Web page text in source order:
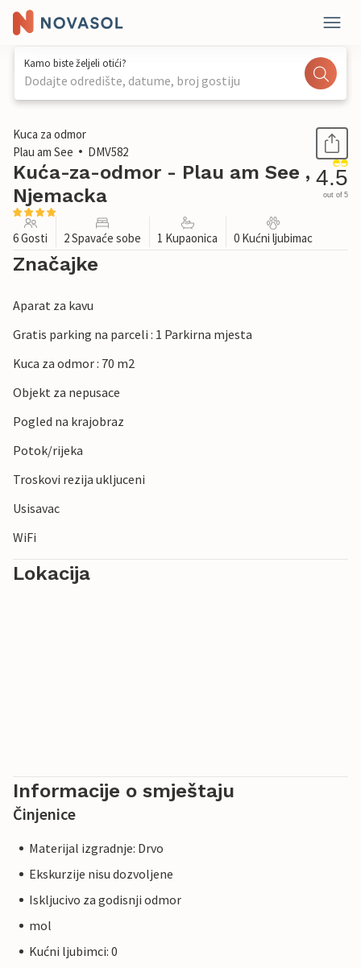
Kamo biste željeli otići?
Dodajte odredište, datume, broj gostiju
1 / 17
Kuca za odmor
Plau am See
DMV582
Kuća-za-odmor - Plau am See ,
Njemacka
4.5
out of 5
6 Gosti 2 Spavaće sobe 1 Kupaonica 0 Kućni ljubimac
Značajke
Aparat za kavu
Gratis parking na parceli : 1 Parkirna mjesta
Kuca za odmor : 70 m2
Objekt za nepusace
Pogled na krajobraz
Potok/rijeka
Troskovi rezija ukljuceni
Usisavac
WiFi
Lokacija
Informacije o smještaju
Činjenice
Materijal izgradnje: Drvo
Ekskurzije nisu dozvoljene
Iskljucivo za godisnji odmor
mol
Kućni ljubimci: 0